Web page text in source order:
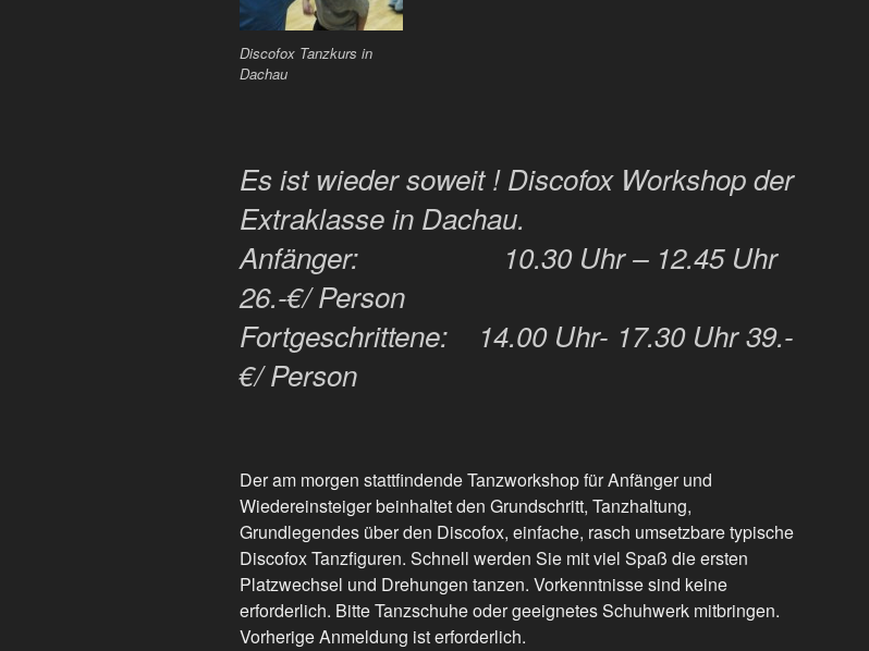
Discofox Tanzkurs in
Dachau
Es ist wieder soweit ! Discofox Workshop der
Extraklasse in Dachau.
Anfänger: 10.30 Uhr – 12.45 Uhr
26.-€/ Person
Fortgeschrittene: 14.00 Uhr- 17.30 Uhr 39.-
€/ Person
Der am morgen stattfindende Tanzworkshop für Anfänger und
Wiedereinsteiger beinhaltet den Grundschritt, Tanzhaltung,
Grundlegendes über den Discofox, einfache, rasch umsetzbare typische
Discofox Tanzfiguren. Schnell werden Sie mit viel Spaß die ersten
Platzwechsel und Drehungen tanzen. Vorkenntnisse sind keine
erforderlich. Bitte Tanzschuhe oder geeignetes Schuhwerk mitbringen.
Vorherige Anmeldung ist erforderlich.